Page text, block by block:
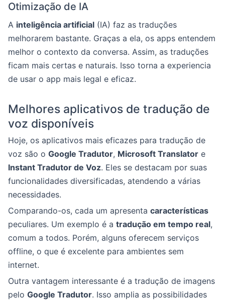
Otimização de IA
A inteligência artificial (IA) faz as traduções
melhorarem bastante. Graças a ela, os apps entendem
melhor o contexto da conversa. Assim, as traduções
ficam mais certas e naturais. Isso torna a experiencia
de usar o app mais legal e eficaz.
Melhores aplicativos de tradução de
voz disponíveis
Hoje, os aplicativos mais eficazes para tradução de
voz são o Google Tradutor, Microsoft Translator e
Instant Tradutor de Voz. Eles se destacam por suas
funcionalidades diversificadas, atendendo a várias
necessidades.
Comparando-os, cada um apresenta características
peculiares. Um exemplo é a tradução em tempo real,
comum a todos. Porém, alguns oferecem serviços
offline, o que é excelente para ambientes sem
internet.
Outra vantagem interessante é a tradução de imagens
pelo Google Tradutor. Isso amplia as possibilidades